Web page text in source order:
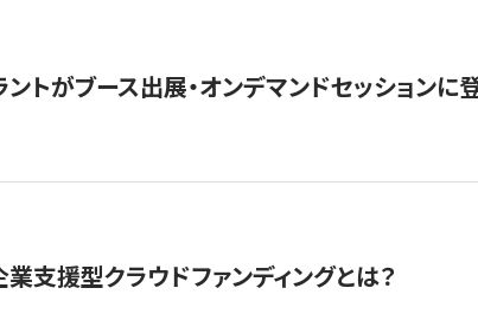
ントがブース出展・オンデマンドセッションに
支援型クラウドファンディングとは？